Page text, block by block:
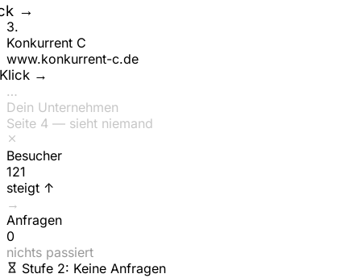
→
3.
Konkurrent C
www.konkurrent-c.de
→
…
Dein Unternehmen
Seite 4 — sieht niemand
Besucher
154
steigt ↑
→
Anfragen
0
nichts passiert
Stufe 2: Keine Anfragen